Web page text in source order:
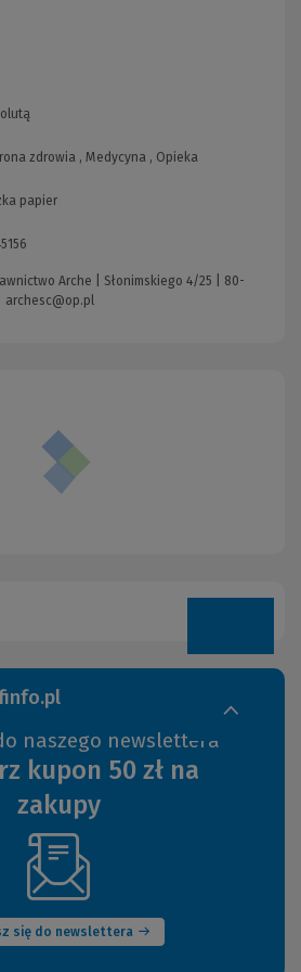
zdrowia , Medycyna , Opieka
papier
Arche | Słonimskiego 4/25 | 80-
archesc@op.pl
naszego newslettera
kupon 50 zł na
zakupy
się do newslettera
(Nowe
okno)